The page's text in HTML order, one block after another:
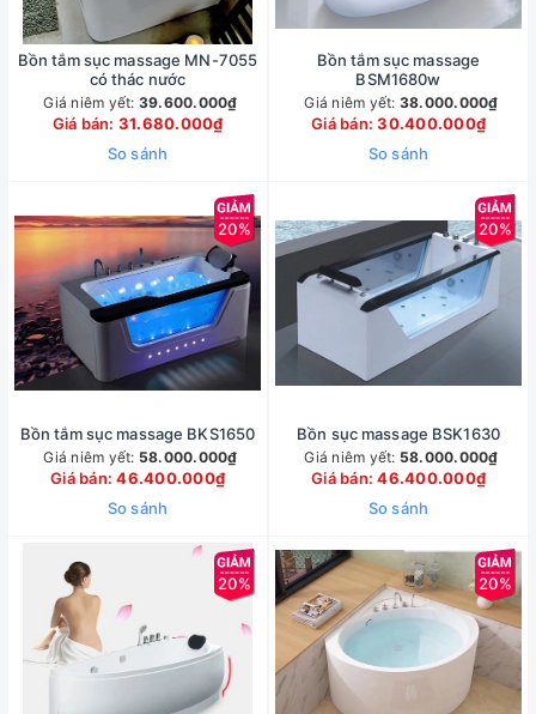
Bồn tắm sục massage MN-7055
có thác nước
Giá niêm yết: 39.600.000₫
Giá bán: 31.680.000₫
So sánh
Bồn tắm sục massage
BSM1680w
Giá niêm yết: 38.000.000₫
Giá bán:30.400.000₫
So sánh
20%
Bồn tắm sục massage BKS1650
Giá niêm yết: 58.000.000₫
Giá bán:46.400.000₫
So sánh
20%
Bồn sục massage BSK1630
Giá niêm yết: 58.000.000₫
Giá bán:46.400.000₫
So sánh
20% 20%